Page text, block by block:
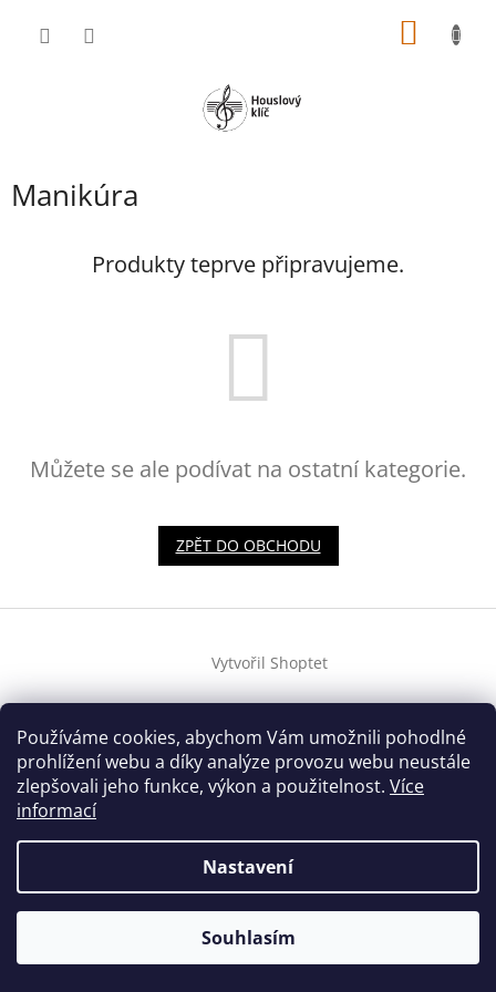
Používáme cookies, abychom Vám umožnili pohodlné
prohlížení webu a díky analýze provozu webu neustále
zlepšovali jeho funkce, výkon a použitelnost. Více
informací
Nastavení
Souhlasím
Manikúra
Produkty teprve připravujeme.
Můžete se ale podívat na ostatní kategorie.
ZPĚT DO OBCHODU
Z
a
t
Vytvořil Shoptet
Copyright 2026houslovyklic.cz . Všechna práva vyhrazena.